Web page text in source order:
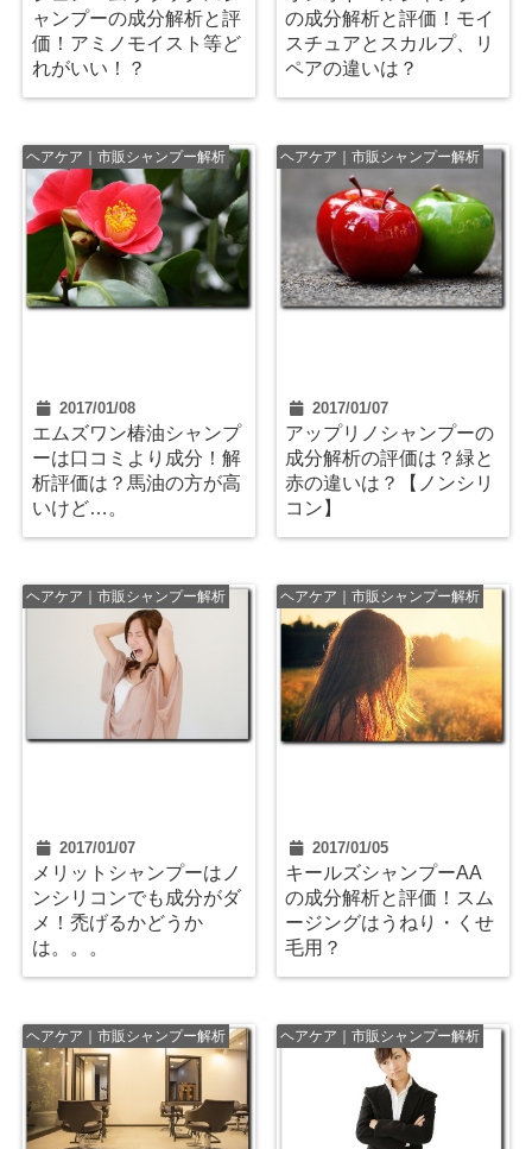
ャンプーの成分解析と評
価！アミノモイスト等ど
れがいい！？
の成分解析と評価！モイ
スチュアとスカルプ、リ
ペアの違いは？
ヘアケア｜市販シャンプー解析
2017/01/08
エムズワン椿油シャンプ
ーは口コミより成分！解
析評価は？馬油の方が高
いけど…。
ヘアケア｜市販シャンプー解析
2017/01/07
アップリノシャンプーの
成分解析の評価は？緑と
赤の違いは？【ノンシリ
コン】
ヘアケア｜市販シャンプー解析
2017/01/07
メリットシャンプーはノ
ンシリコンでも成分がダ
メ！禿げるかどうか
は。。。
ヘアケア｜市販シャンプー解析
2017/01/05
キールズシャンプーAA
の成分解析と評価！スム
ージングはうねり・くせ
毛用？
ヘアケア｜市販シャンプー解析 ヘアケア｜市販シャンプー解析